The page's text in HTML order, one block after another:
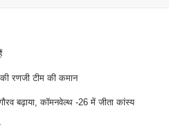
रणजी टीम की कमान
बढ़ाया, कॉमनवेल्थ -26 में जीता कांस्य